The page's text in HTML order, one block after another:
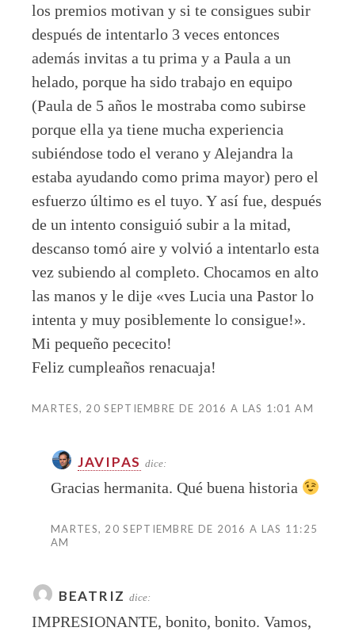
los premios motivan y si te consigues subir
después de intentarlo 3 veces entonces
además invitas a tu prima y a Paula a un
helado, porque ha sido trabajo en equipo
(Paula de 5 años le mostraba como subirse
porque ella ya tiene mucha experiencia
subiéndose todo el verano y Alejandra la
estaba ayudando como prima mayor) pero el
esfuerzo último es el tuyo. Y así fue, después
de un intento consiguió subir a la mitad,
descanso tomó aire y volvió a intentarlo esta
vez subiendo al completo. Chocamos en alto
las manos y le dije «ves Lucia una Pastor lo
intenta y muy posiblemente lo consigue!».
Mi pequeño pececito!
Feliz cumpleaños renacuaja!
MARTES, 20 SEPTIEMBRE DE 2016 A LAS 1:01 AM
JAVIPAS dice:
Gracias hermanita. Qué buena historia
MARTES, 20 SEPTIEMBRE DE 2016 A LAS 11:25
AM
BEATRIZ dice:
IMPRESIONANTE, bonito, bonito. Vamos,